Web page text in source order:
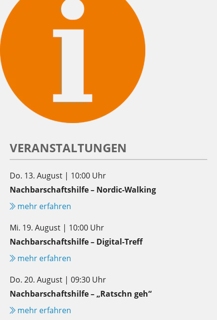
VERANSTALTUNGEN
Do. 13. August | 10:00 Uhr
Nachbarschaftshilfe – Nordic-Walking
mehr erfahren
Mi. 19. August | 10:00 Uhr
Nachbarschaftshilfe – Digital-Treff
mehr erfahren
Do. 20. August | 09:30 Uhr
Nachbarschaftshilfe – „Ratschn geh“
mehr erfahren